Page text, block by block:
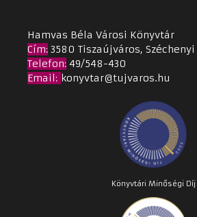
Hamvas Béla Városi Könyvtár
Cím: 3580 Tiszaújváros, Széchenyi
Telefon: 49/548-430
Email: konyvtar@tujvaros.hu
Könyvtári Minőségi Díj